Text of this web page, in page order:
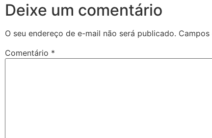
Deixe um comentário
O seu endereço de e-mail não será publicado.
Comentário *